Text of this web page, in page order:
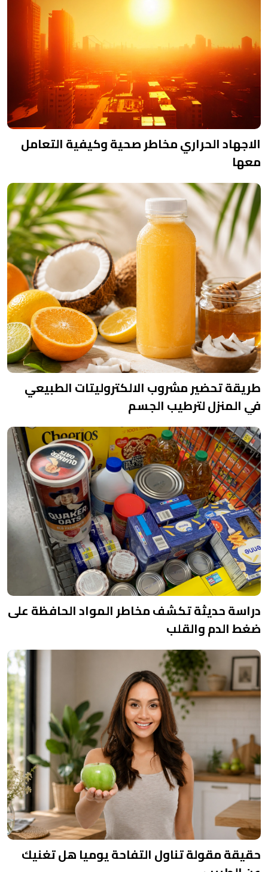
الاجهاد الحراري مخاطر صحية وكيفية التعامل
معها
طريقة تحضير مشروب الالكتروليتات الطبيعي
في المنزل لترطيب الجسم
دراسة حديثة تكشف مخاطر المواد الحافظة على
ضغط الدم والقلب
حقيقة مقولة تناول التفاحة يوميا هل تغنيك